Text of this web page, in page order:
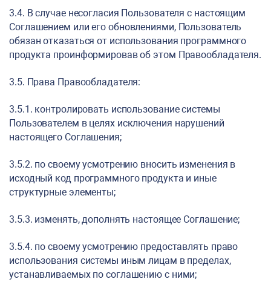
3.4. В случае несогласия Пользователя с настоящим
Соглашением или его обновлениями, Пользователь
обязан отказаться от использования программного
продукта проинформировав об этом Правообладателя.
3.5. Права Правообладателя:
3.5.1. контролировать использование системы
Пользователем в целях исключения нарушений
настоящего Соглашения;
3.5.2. по своему усмотрению вносить изменения в
исходный код программного продукта и иные
структурные элементы;
3.5.3. изменять, дополнять настоящее Соглашение;
3.5.4. по своему усмотрению предоставлять право
использования системы иным лицам в пределах,
устанавливаемых по соглашению с ними;